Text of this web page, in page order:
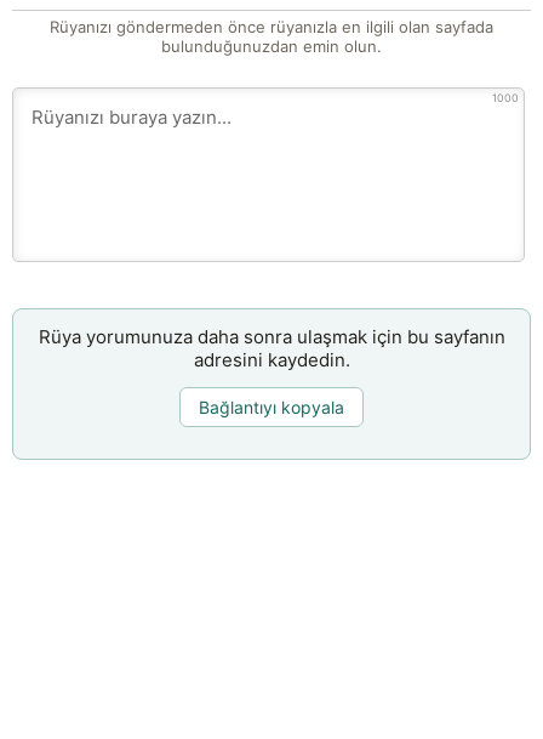
Rüyanızı göndermeden önce rüyanızla en ilgili olan sayfada
bulunduğunuzdan emin olun.
1000
Rüya yorumunuza daha sonra ulaşmak için bu sayfanın
adresini kaydedin.
Bağlantıyı kopyala